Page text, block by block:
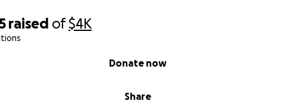
raised of$4K
Share
Donate now